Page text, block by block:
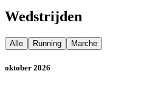
Wedstrijden
Alle Running Marche
oktober 2026